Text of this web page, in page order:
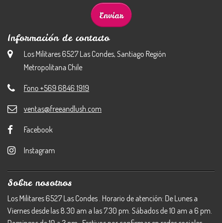
Información de contacto
Los Militares 6527 Las Condes, Santiago Región
Metropolitana Chile
Fono +569 6846 1919
ventas@freeandlush.com
Facebook
Instagram
Sobre nosotros
Los Militares 6527 Las Condes . Horario de atención: De Lunes a
Viernes desde las 8.30 am a las 7.30 pm. Sábados de 10 am a 6 pm.